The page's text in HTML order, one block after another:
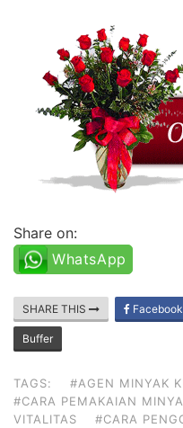
Share on:
WhatsApp
SHARE THIS Facebook
Buffer
TAGS:
#AGEN MINYAK
#CARA PEMAKAIAN
VITALITAS
#CARA